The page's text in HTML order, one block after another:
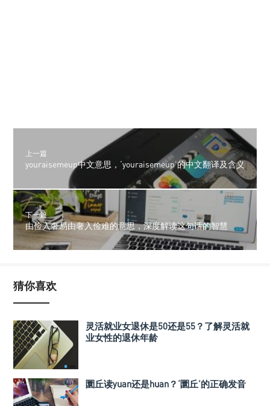
上一篇
youraisemeup中文意思，‘youraisemeup’的中文翻译及含义
下一篇
由俭入奢易由奢入俭难的意思，深度解读这句话的智慧
猜你喜欢
灵活就业女退休是50还是55？了解灵活就
业女性的退休年龄
圜丘读yuan还是huan？‘圜丘’的正确发音